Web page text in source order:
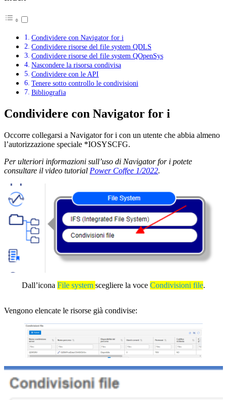
Condividere con Navigator for i
Condividere risorse del file system QDLS
Condividere risorse del file system QOpenSys
Nascondere la risorsa condivisa
Condividere con le API
Tenere sotto controllo le condivisioni
Bibliografia
Condividere con Navigator for i
Occorre collegarsi a Navigator for i con un utente che abbia almeno
l’autorizzazione speciale *IOSYSCFG.
Per ulteriori informazioni sull’uso di Navigator for i potete
consultare il video tutorial Power Coffee 1/2022.
Dall’icona File system scegliere la voce Condivisioni file.
Vengono elencate le risorse già condivise: